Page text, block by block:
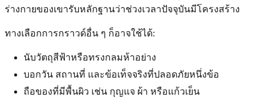
ร่างกายของเขารับหลักฐานว่าช่วงเวลาปัจจุบันมีโครงสร้าง
ทางเลือกการกราวด์อื่น ๆ ก็อาจใช้ได้:
นับวัตถุสีฟ้าหรือทรงกลมห้าอย่าง
บอกวัน สถานที่ และข้อเท็จจริงที่ปลอดภัยหนึ่งข้อ
ถือของที่มีพื้นผิว เช่น กุญแจ ผ้า หรือแก้วเย็น